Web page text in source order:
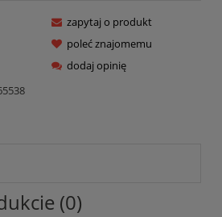
zapytaj o produkt
poleć znajomemu
dodaj opinię
(0)